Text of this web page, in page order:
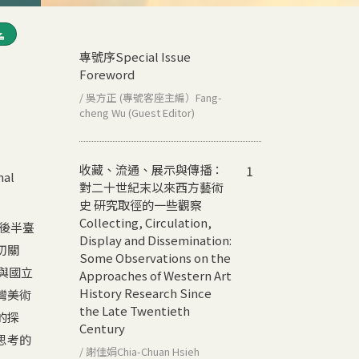
半臺
關
國立
美術
探
考的
專號序Special Issue
Foreword
/ 吳方正 (專號客座主編）Fang-
cheng Wu (Guest Editor)
收藏、流通、展示與傳播：
對二十世紀末以來西方藝術
史 研究取徑的一些觀察
Collecting, Circulation,
Display and Dissemination:
Some Observations on the
Approaches of Western Art
History Research Since
the Late Twentieth
Century
/ 謝佳娟Chia-Chuan Hsieh
1